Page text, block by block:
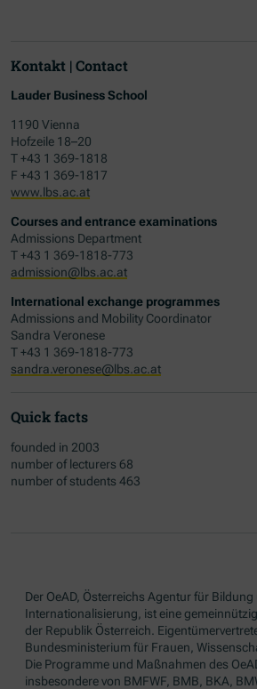
Kontakt | Contact
Lauder Business School
1190 Vienna
Hofzeile 18–20
T +43 1 369-1818
F +43 1 369-1817
www.lbs.ac.at
Courses and entrance examinations
Admissions Department
T +43 1 369-1818-773
admission@lbs.ac.at
International exchange programmes
Admissions and Mobility Coordinator
Sandra Veronese
T +43 1 369-1818-773
sandra.veronese@lbs.ac.at
Quick facts
founded in 2003
number of lecturers 68
number of students 463
Der OeAD, Österreichs Agentur für Bildung
Internationalisierung, ist eine
der Republik Österreich.
Bundesministerium für Frauen,
Die Programme und Maßnahmen des
insbesondere von BMFWF, BMB, BKA,